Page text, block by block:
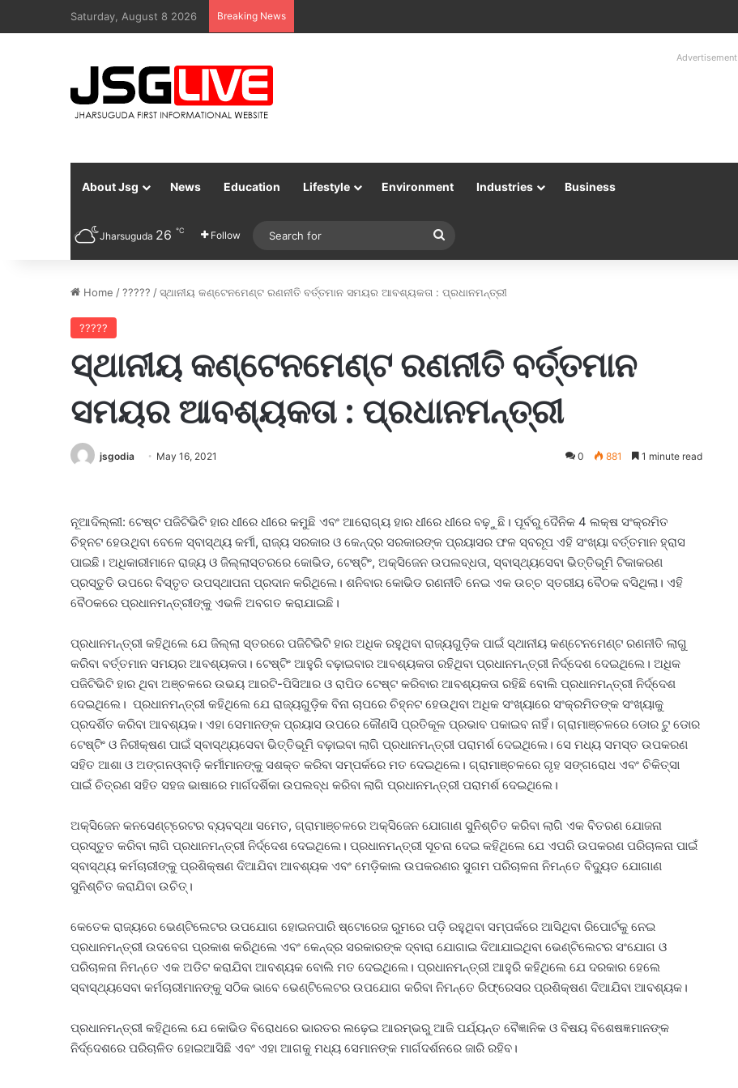
Saturday, August 8 2026 Breaking News
Advertisement
About Jsg News Education Lifestyle Environment Industries Business
Jharsuguda 26 ℃ Follow
for
Home /????? /ସ୍ଥାନୀୟ କଣ୍ଟେନମେଣ୍ଟ ରଣନୀତି ବର୍ତ୍ତମାନ ସମୟର ଆବଶ୍ୟକତା : ପ୍ରଧାନମନ୍ତ୍ରୀ
?????
ସ୍ଥାନୀୟ କଣ୍ଟେନମେଣ୍ଟ ରଣନୀତି ବର୍ତ୍ତମାନ
ସମୟର ଆବଶ୍ୟକତା : ପ୍ରଧାନମନ୍ତ୍ରୀ
jsgodia May 16, 2021 0 881 1 minute read
ନୂଆଦିଲ୍ଲୀ: ଟେଷ୍ଟ ପଜିଟିଭିଟି ହାର ଧୀରେ ଧୀରେ କମୁଛି ଏବଂ ଆରୋଗ୍ୟ ହାର ଧୀରେ ଧୀରେ ବଢ଼ୁଛି। ପୂର୍ବରୁ ଦୈନିକ 4 ଲକ୍ଷ ସଂକ୍ରମିତ
ଚିହ୍ନଟ ହେଉଥିବା ବେଳେ ସ୍ବାସ୍ଥ୍ୟ କର୍ମୀ, ରାଜ୍ୟ ସରକାର ଓ କେନ୍ଦ୍ର ସରକାରଙ୍କ ପ୍ରୟାସର ଫଳ ସ୍ବରୂପ ଏହି ସଂଖ୍ୟା ବର୍ତ୍ତମାନ ହ୍ରାସ
ପାଇଛି। ଅଧିକାରୀମାନେ ରାଜ୍ୟ ଓ ଜିଲ୍ଲାସ୍ତରରେ କୋଭିଡ, ଟେଷ୍ଟିଂ, ଅକ୍ସିଜେନ ଉପଲବ୍ଧତା, ସ୍ବାସ୍ଥ୍ୟସେବା ଭିତ୍ତିଭୂମି ଟିକାକରଣ
ପ୍ରସ୍ତୁତି ଉପରେ ବିସ୍ତୃତ ଉପସ୍ଥାପନା ପ୍ରଦାନ କରିଥିଲେ। ଶନିବାର କୋଭିଡ ରଣନୀତି ନେଇ ଏକ ଉଚ୍ଚ ସ୍ତରୀୟ ବୈଠକ ବସିଥିଲା। ଏହି
ବୈଠକରେ ପ୍ରଧାନମନ୍ତ୍ରୀଙ୍କୁ ଏଭଳି ଅବଗତ କରାଯାଇଛି।
ପ୍ରଧାନମନ୍ତ୍ରୀ କହିଥିଲେ ଯେ ଜିଲ୍ଲା ସ୍ତରରେ ପଜିଟିଭିଟି ହାର ଅଧିକ ରହୁଥିବା ରାଜ୍ୟଗୁଡ଼ିକ ପାଇଁ ସ୍ଥାନୀୟ କଣ୍ଟେନମେଣ୍ଟ ରଣନୀତି ଲାଗୁ
କରିବା ବର୍ତ୍ତମାନ ସମୟର ଆବଶ୍ୟକତା। ଟେଷ୍ଟିଂ ଆହୁରି ବଢ଼ାଇବାର ଆବଶ୍ୟକତା ରହିଥିବା ପ୍ରଧାନମନ୍ତ୍ରୀ ନିର୍ଦ୍ଦେଶ ଦେଇଥିଲେ। ଅଧିକ
ପଜିଟିଭିଟି ହାର ଥିବା ଅଞ୍ଚଳରେ ଉଭୟ ଆରଟି-ପିସିଆର ଓ ରାପିଡ ଟେଷ୍ଟ କରିବାର ଆବଶ୍ୟକତା ରହିଛି ବୋଲି ପ୍ରଧାନମନ୍ତ୍ରୀ ନିର୍ଦ୍ଦେଶ
ଦେଇଥିଲେ। ପ୍ରଧାନମନ୍ତ୍ରୀ କହିଥିଲେ ଯେ ରାଜ୍ୟଗୁଡ଼ିକ ବିନା ଚାପରେ ଚିହ୍ନଟ ହେଉଥିବା ଅଧିକ ସଂଖ୍ୟାରେ ସଂକ୍ରମିତଙ୍କ ସଂଖ୍ୟାକୁ
ପ୍ରଦର୍ଶିତ କରିବା ଆବଶ୍ୟକ। ଏହା ସେମାନଙ୍କ ପ୍ରୟାସ ଉପରେ କୌଣସି ପ୍ରତିକୂଳ ପ୍ରଭାବ ପକାଇବ ନାହିଁ। ଗ୍ରାମାଞ୍ଚଳରେ ଡୋର ଟୁ ଡୋର
ଟେଷ୍ଟିଂ ଓ ନିରୀକ୍ଷଣ ପାଇଁ ସ୍ବାସ୍ଥ୍ୟସେବା ଭିତ୍ତିଭୂମି ବଢ଼ାଇବା ଲାଗି ପ୍ରଧାନମନ୍ତ୍ରୀ ପରାମର୍ଶ ଦେଇଥିଲେ। ସେ ମଧ୍ୟ ସମସ୍ତ ଉପକରଣ
ସହିତ ଆଶା ଓ ଅଙ୍ଗନଓ୍ବାଡ଼ି କର୍ମୀମାନଙ୍କୁ ସଶକ୍ତ କରିବା ସମ୍ପର୍କରେ ମତ ଦେଇଥିଲେ। ଗ୍ରାମାଞ୍ଚଳରେ ଗୃହ ସଙ୍ଗରୋଧ ଏବଂ ଚିକିତ୍ସା
ପାଇଁ ଚିତ୍ରଣ ସହିତ ସହଜ ଭାଷାରେ ମାର୍ଗଦର୍ଶିକା ଉପଲବ୍ଧ କରିବା ଲାଗି ପ୍ରଧାନମନ୍ତ୍ରୀ ପରାମର୍ଶ ଦେଇଥିଲେ।
ଅକ୍ସିଜେନ କନସେଣ୍ଟ୍ରେଟର ବ୍ୟବସ୍ଥା ସମେତ, ଗ୍ରାମାଞ୍ଚଳରେ ଅକ୍ସିଜେନ ଯୋଗାଣ ସୁନିଶ୍ଚିତ କରିବା ଲାଗି ଏକ ବିତରଣ ଯୋଜନା
ପ୍ରସ୍ତୁତ କରିବା ଲାଗି ପ୍ରଧାନମନ୍ତ୍ରୀ ନିର୍ଦ୍ଦେଶ ଦେଇଥିଲେ। ପ୍ରଧାନମନ୍ତ୍ରୀ ସୂଚନା ଦେଇ କହିଥିଲେ ଯେ ଏପରି ଉପକରଣ ପରିଚାଳନା ପାଇଁ
ସ୍ବାସ୍ଥ୍ୟ କର୍ମଚାରୀଙ୍କୁ ପ୍ରଶିକ୍ଷଣ ଦିଆଯିବା ଆବଶ୍ୟକ ଏବଂ ମେଡ଼ିକାଲ ଉପକରଣର ସୁଗମ ପରିଚାଳନା ନିମନ୍ତେ ବିଦ୍ୟୁତ ଯୋଗାଣ
ସୁନିଶ୍ଚିତ କରାଯିବା ଉଚିତ୍।
କେତେକ ରାଜ୍ୟରେ ଭେଣ୍ଟିଲେଟର ଉପଯୋଗ ହୋଇନପାରି ଷ୍ଟୋରେଜ ରୁମରେ ପଡ଼ି ରହୁଥିବା ସମ୍ପର୍କରେ ଆସିଥିବା ରିପୋର୍ଟକୁ ନେଇ
ପ୍ରଧାନମନ୍ତ୍ରୀ ଉଦବେଗ ପ୍ରକାଶ କରିଥିଲେ ଏବଂ କେନ୍ଦ୍ର ସରକାରଙ୍କ ଦ୍ବାରା ଯୋଗାଇ ଦିଆଯାଇଥିବା ଭେଣ୍ଟିଲେଟର ସଂଯୋଗ ଓ
ପରିଚାଳନା ନିମନ୍ତେ ଏକ ଅଡିଟ କରାଯିବା ଆବଶ୍ୟକ ବୋଲି ମତ ଦେଇଥିଲେ। ପ୍ରଧାନମନ୍ତ୍ରୀ ଆହୁରି କହିଥିଲେ ଯେ ଦରକାର ହେଲେ
ସ୍ବାସ୍ଥ୍ୟସେବା କର୍ମଚାରୀମାନଙ୍କୁ ସଠିକ ଭାବେ ଭେଣ୍ଟିଲେଟର ଉପଯୋଗ କରିବା ନିମନ୍ତେ ରିଫ୍ରେସର ପ୍ରଶିକ୍ଷଣ ଦିଆଯିବା ଆବଶ୍ୟକ।
ପ୍ରଧାନମନ୍ତ୍ରୀ କହିଥିଲେ ଯେ କୋଭିଡ ବିରୋଧରେ ଭାରତର ଲଢ଼େଇ ଆରମ୍ଭରୁ ଆଜି ପର୍ଯ୍ୟନ୍ତ ବୈଜ୍ଞାନିକ ଓ ବିଷୟ ବିଶେଷଜ୍ଞମାନଙ୍କ
ନିର୍ଦ୍ଦେଶରେ ପରିଚାଳିତ ହୋଇଆସିଛି ଏବଂ ଏହା ଆଗକୁ ମଧ୍ୟ ସେମାନଙ୍କ ମାର୍ଗଦର୍ଶନରେ ଜାରି ରହିବ।